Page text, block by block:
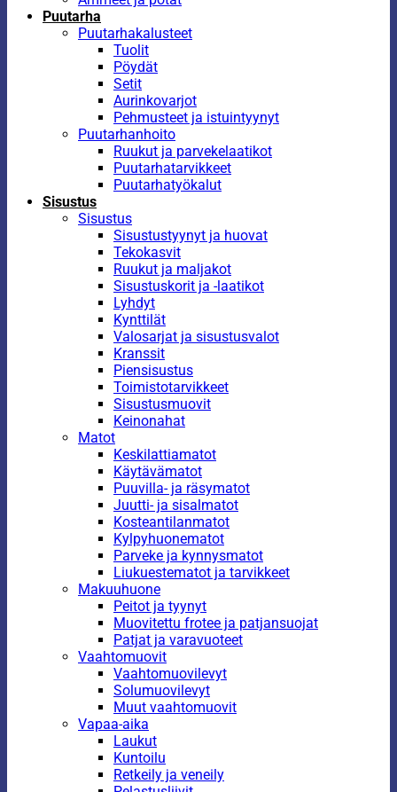
Puutarha
Puutarhakalusteet
Tuolit
Pöydät
Setit
Aurinkovarjot
Pehmusteet ja istuintyynyt
Puutarhanhoito
Ruukut ja parvekelaatikot
Puutarhatarvikkeet
Puutarhatyökalut
Sisustus
Sisustus
Sisustustyynyt ja huovat
Tekokasvit
Ruukut ja maljakot
Sisustuskorit ja -laatikot
Lyhdyt
Kynttilät
Valosarjat ja sisustusvalot
Kranssit
Piensisustus
Toimistotarvikkeet
Sisustusmuovit
Keinonahat
Matot
Keskilattiamatot
Käytävämatot
Puuvilla- ja räsymatot
Juutti- ja sisalmatot
Kosteantilanmatot
Kylpyhuonematot
Parveke ja kynnysmatot
Liukuestematot ja tarvikkeet
Makuuhuone
Peitot ja tyynyt
Muovitettu frotee ja patjansuojat
Patjat ja varavuoteet
Vaahtomuovit
Vaahtomuovilevyt
Solumuovilevyt
Muut vaahtomuovit
Vapaa-aika
Laukut
Kuntoilu
Retkeily ja veneily